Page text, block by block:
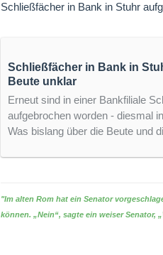
Schließfächer in Bank in Stuhr
Schließfächer in Bank in
Beute unklar
Erneut sind in einer Bankfiliale
aufgebrochen worden - diesmal
Was bislang über die Beute und
"Im alten Rom hat ein Senator
können. „Nein“, sagte ein weiser Senator,